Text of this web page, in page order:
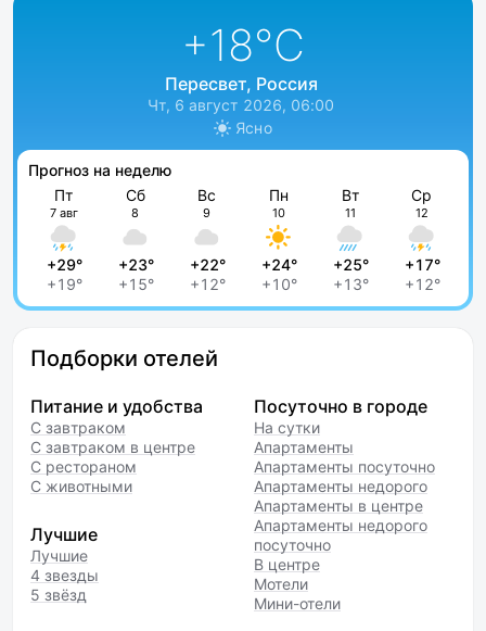
+18°C
Пересвет, Россия
Чт, 6 август 2026, 06:00
Ясно
Прогноз на неделю
Пт
7 авг
+29°
+19°
Сб
8
+23°
+15°
Вс
9
+22°
+12°
Пн
10
+24°
+10°
Вт
11
+25°
+13°
Ср
12
+17°
+12°
Подборки отелей
Питание и удобства
С завтраком
С завтраком в центре
С рестораном
С животными
Лучшие
Лучшие
4 звезды
5 звёзд
Посуточно в городе
На сутки
Апартаменты
Апартаменты посуточно
Апартаменты недорого
Апартаменты в центре
Апартаменты недорого
посуточно
В центре
Мотели
Мини-отели